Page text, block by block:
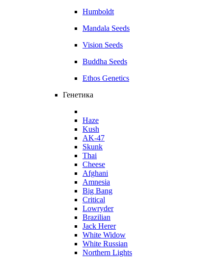
Humboldt
Mandala Seeds
Vision Seeds
Buddha Seeds
Ethos Genetics
Генетика
Haze
Kush
AK-47
Skunk
Thai
Cheese
Afghani
Amnesia
Big Bang
Critical
Lowryder
Brazilian
Jack Herer
White Widow
White Russian
Northern Lights